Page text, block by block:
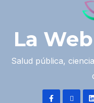
La
Salud pública,